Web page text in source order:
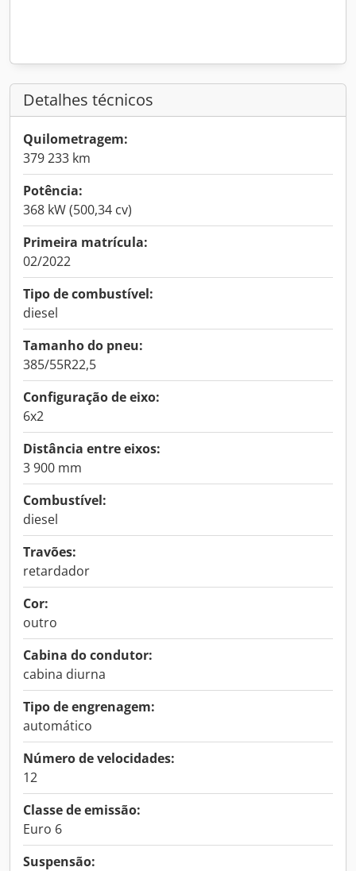
Detalhes técnicos
Quilometragem:
379 233 km
Potência:
368 kW (500,34 cv)
Primeira matrícula:
02/2022
Tipo de combustível:
diesel
Tamanho do pneu:
385/55R22,5
Configuração de eixo:
6x2
Distância entre eixos:
3 900 mm
Combustível:
diesel
Travões:
retardador
Cor:
outro
Cabina do condutor:
cabina diurna
Tipo de engrenagem:
automático
Número de velocidades:
12
Classe de emissão:
Euro 6
Suspensão: